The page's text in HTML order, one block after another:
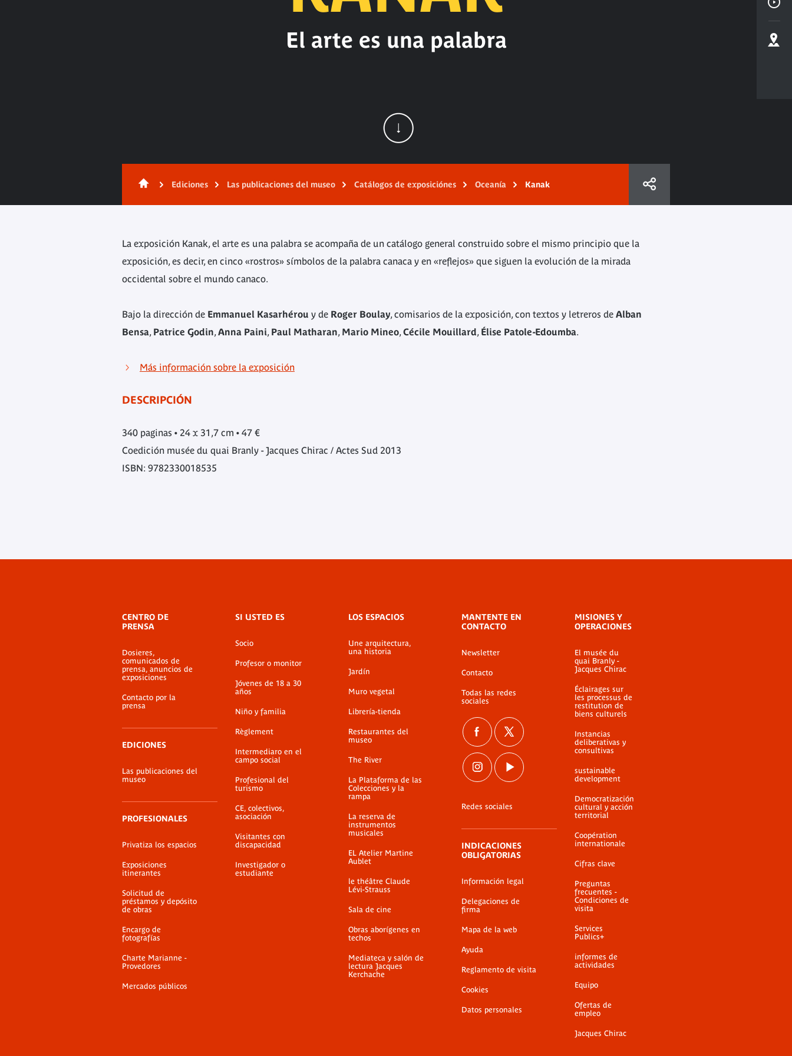
El arte es una palabra
Ediciones Las publicaciones del museo Catálogos de exposiciónes Oceanía Kanak
La exposición Kanak, el arte es una palabra se acompaña de un catálogo general construido sobre el mismo principio que la
exposición, es decir, en cinco «rostros» símbolos de la palabra canaca y en «reflejos» que siguen la evolución de la mirada
occidental sobre el mundo canaco.
Bajo la dirección de Emmanuel Kasarhérou y de Roger Boulay, comisarios de la exposición, con textos y letreros de Alban
Bensa, Patrice Godin,Anna Paini, Paul Matharan, Mario Mineo,Cécile Mouillard, Élise Patole-Edoumba.
Más información sobre la exposición
DESCRIPCIÓN
340 paginas • 24 x 31,7 cm • 47 €
Coedición musée du quai Branly - Jacques Chirac / Actes Sud 2013
ISBN: 9782330018535
de
pie
página
CENTRO DE
PRENSA
Dosieres,
comunicados de
prensa, anuncios de
exposiciones
Contacto por la
prensa
EDICIONES
Las publicaciones del
museo
PROFESIONALES
Privatiza los espacios
Exposiciones
itinerantes
Solicitud de
préstamos y depósito
de obras
Encargo de
fotografías
Charte Marianne -
Provedores
Mercados públicos
SI USTED ES
Socio
Profesor o monitor
Jóvenes de 18 a 30
años
Niño y familia
Règlement
Intermediaro en el
campo social
Profesional del
turismo
CE, colectivos,
asociación
Visitantes con
discapacidad
Investigador o
estudiante
LOS ESPACIOS
Une arquitectura,
una historia
Jardín
Muro vegetal
Librería-tienda
Restaurantes del
museo
The River
La Plataforma de las
Colecciones y la
rampa
La reserva de
instrumentos
musicales
EL Atelier Martine
Aublet
le théâtre Claude
Lévi-Strauss
Sala de cine
Obras aborígenes en
techos
Mediateca y salón de
lectura Jacques
Kerchache
MANTENTE EN
CONTACTO
Newsletter
Contacto
Todas las redes
sociales
Redes sociales
INDICACIONES
OBLIGATORIAS
Información legal
Delegaciones de
firma
Mapa de la web
Ayuda
Reglamento de visita
Cookies
Datos personales
MISIONES Y
OPERACIONES
El musée du
quai Branly -
Jacques Chirac
Éclairages sur
les processus de
restitution de
biens culturels
Instancias
deliberativas y
consultivas
sustainable
development
Democratización
cultural y acción
territorial
Coopération
internationale
Cifras clave
Preguntas
frecuentes -
Condiciones de
visita
Services
Publics+
informes de
actividades
Equipo
Ofertas de
empleo
Jacques Chirac